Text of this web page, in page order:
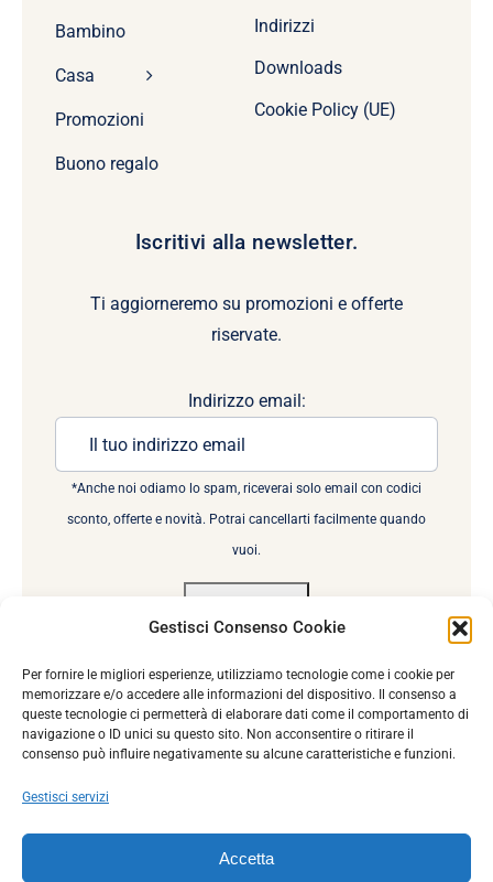
Gestisci Consenso Cookie
Per fornire le migliori esperienze, utilizziamo tecnologie come i cookie per
memorizzare e/o accedere alle informazioni del dispositivo. Il consenso a
queste tecnologie ci permetterà di elaborare dati come il comportamento di
navigazione o ID unici su questo sito. Non acconsentire o ritirare il
consenso può influire negativamente su alcune caratteristiche e funzioni.
Gestisci servizi
Accetta
Bambino
Casa
Promozioni
Buono regalo
Indirizzi
Downloads
Cookie Policy (UE)
Iscritivi alla newsletter.
Ti aggiorneremo su promozioni e offerte
riservate.
Indirizzo email:
*Anche noi odiamo lo spam, riceverai solo email con codici
sconto, offerte e novità. Potrai cancellarti facilmente quando
vuoi.